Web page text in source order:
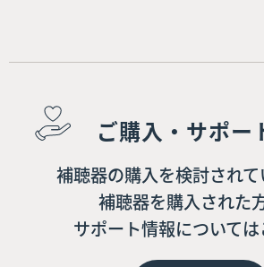
ご購入・サポー
補聴器の購入を検討されて
補聴器を購入された
サポート情報については